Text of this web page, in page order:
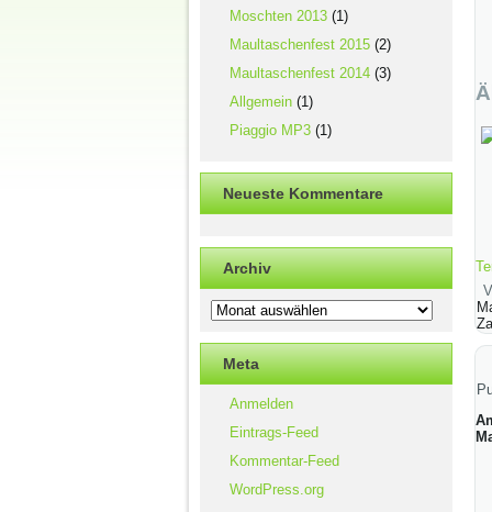
Moschten 2013 (1)
Maultaschenfest 2015 (2)
Maultaschenfest 2014 (3)
Allgemein (1)
Piaggio MP3 (1)
Neueste Kommentare
Archiv
Archiv
Meta
Anmelden
Eintrags-Feed
Kommentar-Feed
WordPress.org